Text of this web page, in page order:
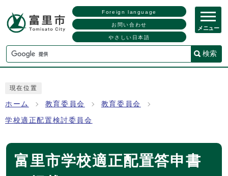
Foreign language
お問い合わせ
やさしい日本語
検索
メニュー
現在位置
ホーム 教育委員会 教育委員会
学校適正配置検討委員会
富里市学校適正配置答申書